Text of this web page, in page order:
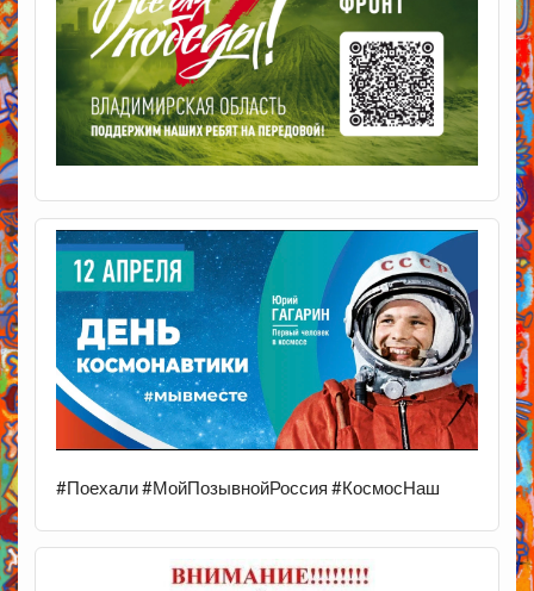
#Поехали #МойПозывнойРоссия #КосмосНаш